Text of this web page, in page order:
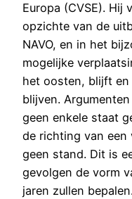
Europa (CVSE). Hij
opzichte van de
NAVO, en in het
mogelijke
het oosten, blijft
blijven.
geen enkele staat
de richting van een
geen stand. Dit is
gevolgen de vorm
jaren zullen